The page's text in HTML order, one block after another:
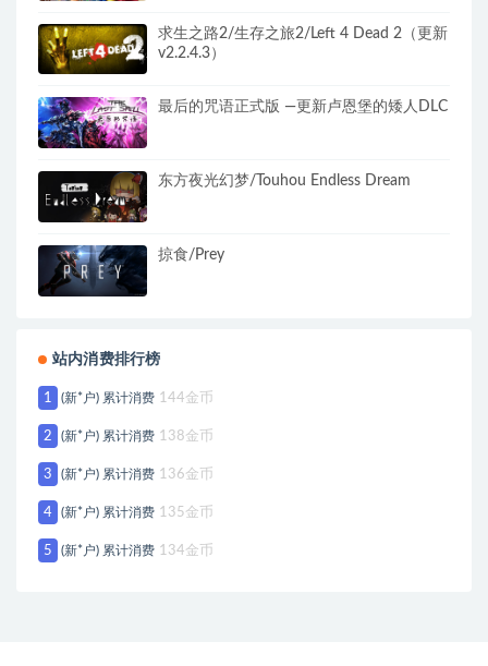
求生之路2/生存之旅2/Left 4 Dead 2（更新
v2.2.4.3）
最后的咒语正式版 —更新卢恩堡的矮人DLC
东方夜光幻梦/Touhou Endless Dream
掠食/Prey
站内消费排行榜
1 (新*户) 累计消费 144金币
2 (新*户) 累计消费 138金币
3 (新*户) 累计消费 136金币
4 (新*户) 累计消费 135金币
5 (新*户) 累计消费 134金币